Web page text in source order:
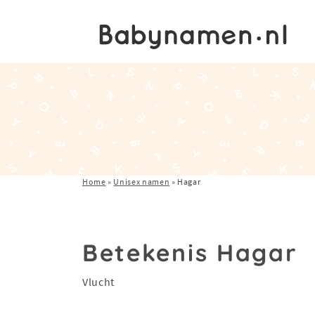
Home » Unisex namen » Hagar
Betekenis Hagar
Vlucht